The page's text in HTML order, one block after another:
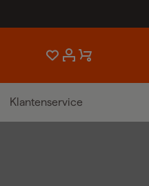
Klantenservice